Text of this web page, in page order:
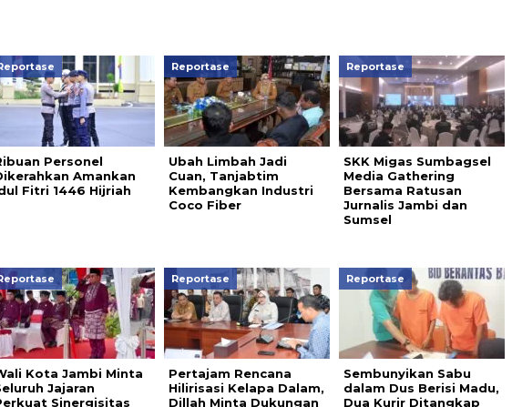
Personel
Amankan
Fitri 1446 Hijriah
Reportase
Ubah Limbah Jadi
Cuan, Tanjabtim
Kembangkan Industri
Coco Fiber
Reportase
SKK Migas Sumbagsel
Media Gathering
Bersama Ratusan
Jurnalis Jambi dan
Sumsel
Kota Jambi Minta
Jajaran
Sinergisitas
Reportase
Pertajam Rencana
Hilirisasi Kelapa Dalam,
Dillah Minta Dukungan
Reportase
Sembunyikan Sabu
dalam Dus Berisi Madu,
Dua Kurir Ditangkap